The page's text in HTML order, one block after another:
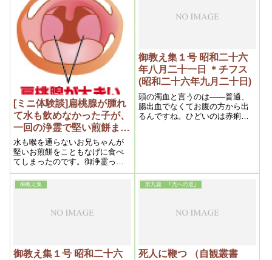
ないのである。そうして、精霊
の中心に支配者としての魂があ
る。その魂こそ実に生命そのも
のである
やった方が楽にいきます
[ミニ体験談]扁桃腺が腫れ
て水も飲めなかった子が、
一回の浄霊で堅い煎餅まで
食べれるように。
水も喉を通らないお兄ちゃんが
堅いお煎餅をこともなげに食べ
てしまったのです。御浄霊って
すごいなと思いました。
御教え集１号 昭和二十六
年八月二十一日 ＊チフス
(昭和二十六年九月二十日)
頭の濁血と言うのは——普通、
腸出血でなくてお腹の方から出
るんですね。ひどいのは赤痢で
御教え集
御教え集１号 昭和二十六
第九篇 ｢光への道｣
死人に鞭つ （自観叢書